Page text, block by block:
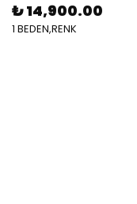
₺ 14,900.00
1 BEDEN,RENK